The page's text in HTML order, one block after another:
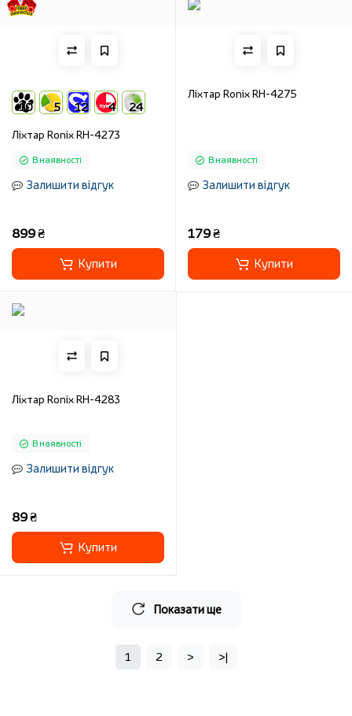
10 5 12 4 24
Ліхтар Ronix RH-4273
В наявності
Залишити відгук
899 ₴
Купити
Ліхтар Ronix RH-4275
В наявності
Залишити відгук
179 ₴
Купити
Ліхтар Ronix RH-4283
В наявності
Залишити відгук
89 ₴
Купити
Показати ще
1 2 > >|